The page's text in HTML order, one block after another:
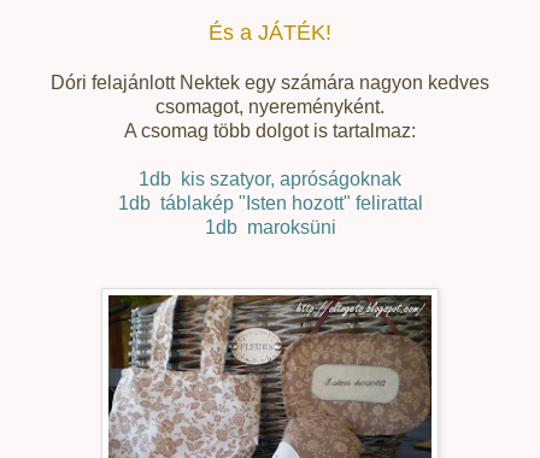
És a JÁTÉK!
Dóri felajánlott Nektek egy számára nagyon kedves
csomagot, nyereményként.
A csomag több dolgot is tartalmaz:
1db kis szatyor, apróságoknak
1db táblakép "Isten hozott" felirattal
1db maroksüni